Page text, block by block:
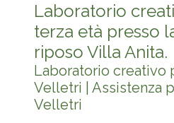
Laboratorio
terza età presso
riposo Villa Anita.
Laboratorio creativo
Velletri | Assistenza
Velletri